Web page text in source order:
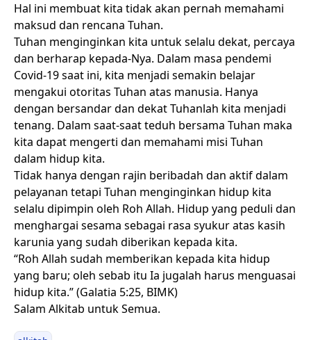
Hal ini membuat kita tidak akan pernah memahami
maksud dan rencana Tuhan.
Tuhan menginginkan kita untuk selalu dekat, percaya
dan berharap kepada-Nya. Dalam masa pendemi
Covid-19 saat ini, kita menjadi semakin belajar
mengakui otoritas Tuhan atas manusia. Hanya
dengan bersandar dan dekat Tuhanlah kita menjadi
tenang. Dalam saat-saat teduh bersama Tuhan maka
kita dapat mengerti dan memahami misi Tuhan
dalam hidup kita.
Tidak hanya dengan rajin beribadah dan aktif dalam
pelayanan tetapi Tuhan menginginkan hidup kita
selalu dipimpin oleh Roh Allah. Hidup yang peduli dan
menghargai sesama sebagai rasa syukur atas kasih
karunia yang sudah diberikan kepada kita.
“Roh Allah sudah memberikan kepada kita hidup
yang baru; oleh sebab itu Ia jugalah harus menguasai
hidup kita.” (Galatia 5:25, BIMK)
Salam Alkitab untuk Semua.